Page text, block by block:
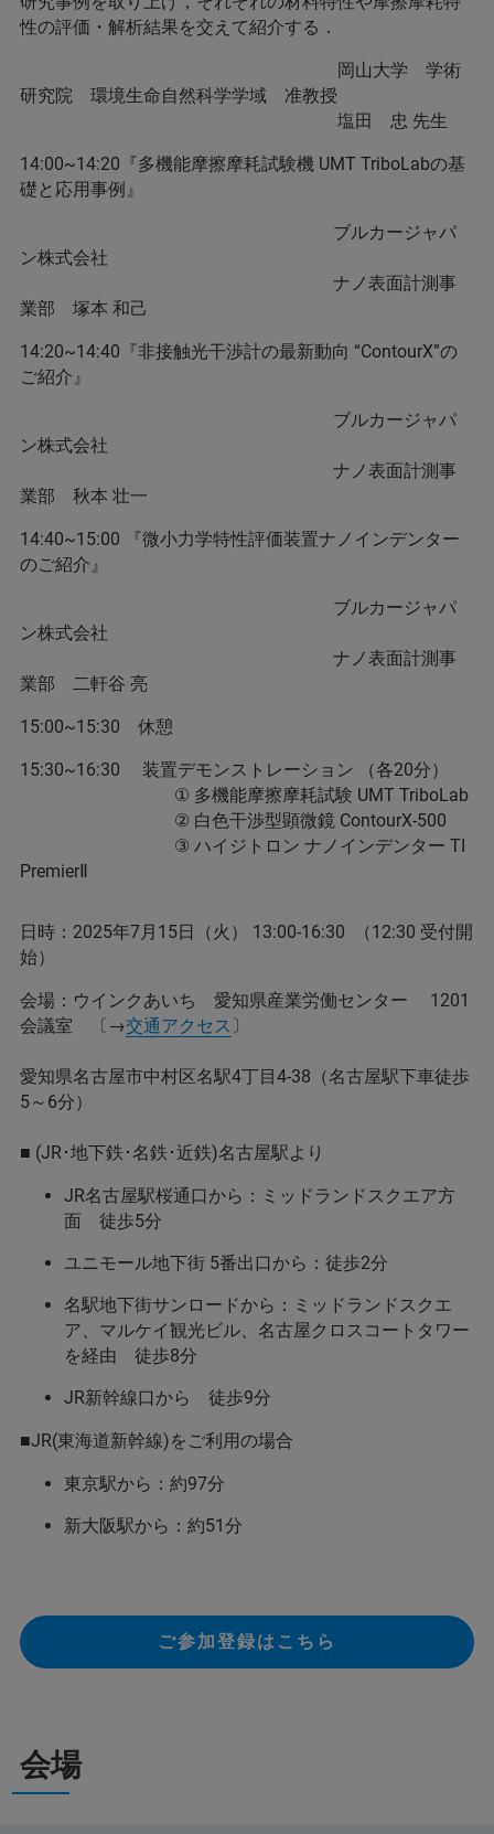
性の評価・解析結果を交えて紹介する．
岡山大学 学術
研究院 環境生命自然科学学域 准教授
塩田 忠 先生
14:00~14:20『多機能摩擦摩耗試験機 UMT TriboLabの基
礎と応用事例』
ブルカージャパ
ン株式会社
ナノ表面計測事
業部 塚本 和己
14:20~14:40『非接触光干渉計の最新動向 “ContourX”の
ご紹介』
ブルカージャパ
ン株式会社
ナノ表面計測事
業部 秋本 壮一
14:40~15:00 『微小力学特性評価装置ナノインデンター
のご紹介』
ブルカージャパ
ン株式会社
ナノ表面計測事
業部 二軒谷 亮
15:00~15:30 休憩
15:30~16:30 装置デモンストレーション （各20分）
① 多機能摩擦摩耗試験 UMT TriboLab
② 白色干渉型顕微鏡 ContourX-500
③ ハイジトロン ナノインデンター TI
PremierⅡ
日時：2025年7月15日（火） 13:00-16:30 （12:30 受付開
始）
会場：ウインクあいち 愛知県産業労働センター 1201
会議室 〔→交通アクセス 〕
愛知県名古屋市中村区名駅4丁目4-38（名古屋駅下車徒歩
5～6分）
■ (JR･地下鉄･名鉄･近鉄)名古屋駅より
JR名古屋駅桜通口から：ミッドランドスクエア方
面 徒歩5分
ユニモール地下街 5番出口から：徒歩2分
名駅地下街サンロードから：ミッドランドスクエ
ア、マルケイ観光ビル、名古屋クロスコートタワー
を経由 徒歩8分
JR新幹線口から 徒歩9分
■JR(東海道新幹線)をご利用の場合
東京駅から：約97分
新大阪駅から：約51分
ご参加登録はこちら
会場